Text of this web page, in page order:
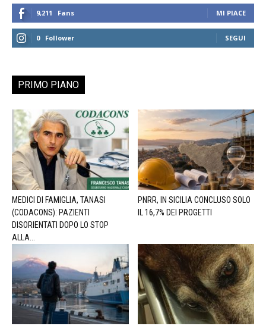
9,211 Fans MI PIACE
0 Follower SEGUI
PRIMO PIANO
MEDICI DI FAMIGLIA, TANASI
(CODACONS): PAZIENTI
DISORIENTATI DOPO LO STOP
ALLA...
PNRR, IN SICILIA CONCLUSO SOLO
IL 16,7% DEI PROGETTI